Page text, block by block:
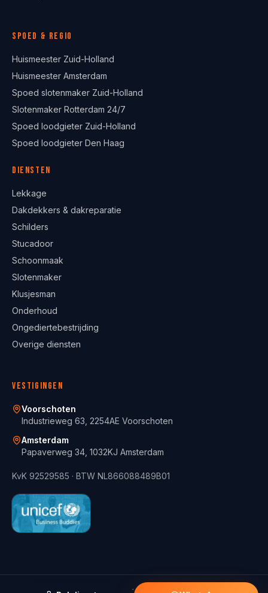
Spoed & regio
Huismeester Zuid-Holland
Huismeester Amsterdam
Spoed slotenmaker Zuid-Holland
Slotenmaker Rotterdam 24/7
Spoed loodgieter Zuid-Holland
Spoed loodgieter Den Haag
Diensten
Lekkage
Dakdekkers & dakreparatie
Schilders
Stucadoor
Schoonmaak
Slotenmaker
Klusjesman
Onderhoud
Ongediertebestrijding
Overige diensten
Vestigingen
Voorschoten
Industrieweg 63, 2254AE Voorschoten
Amsterdam
Papaverweg 34, 1032KJ Amsterdam
KvK 92529585 · BTW NL866088489B01